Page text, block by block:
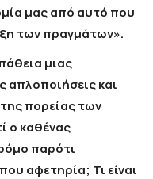
μας από αυτό που
των πραγμάτων».
μιας
απλοποιήσεις και
πορείας των
ο καθένας
παρότι
αφετηρία; Τι είναι